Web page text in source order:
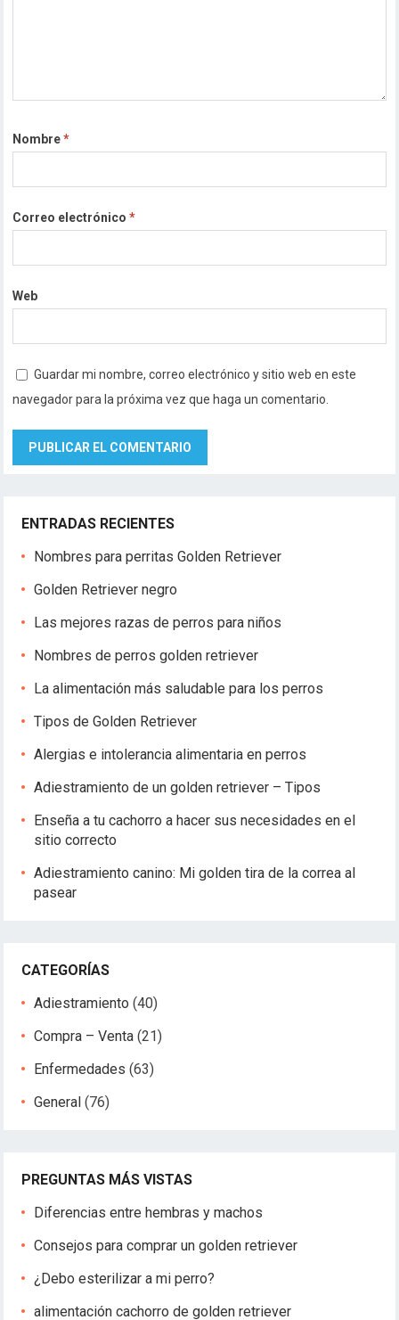
Nombre*
Correo electrónico*
Web
Guardar mi nombre, correo electrónico y sitio web en este
navegador para la próxima vez que haga un comentario.
ENTRADAS RECIENTES
Nombres para perritas Golden Retriever
Golden Retriever negro
Las mejores razas de perros para niños
Nombres de perros golden retriever
La alimentación más saludable para los perros
Tipos de Golden Retriever
Alergias e intolerancia alimentaria en perros
Adiestramiento de un golden retriever – Tipos
Enseña a tu cachorro a hacer sus necesidades en el
sitio correcto
Adiestramiento canino: Mi golden tira de la correa al
pasear
CATEGORÍAS
Adiestramiento (40)
Compra – Venta (21)
Enfermedades (63)
General (76)
PREGUNTAS MÁS VISTAS
Diferencias entre hembras y machos
Consejos para comprar un golden retriever
¿Debo esterilizar a mi perro?
alimentación cachorro de golden retriever